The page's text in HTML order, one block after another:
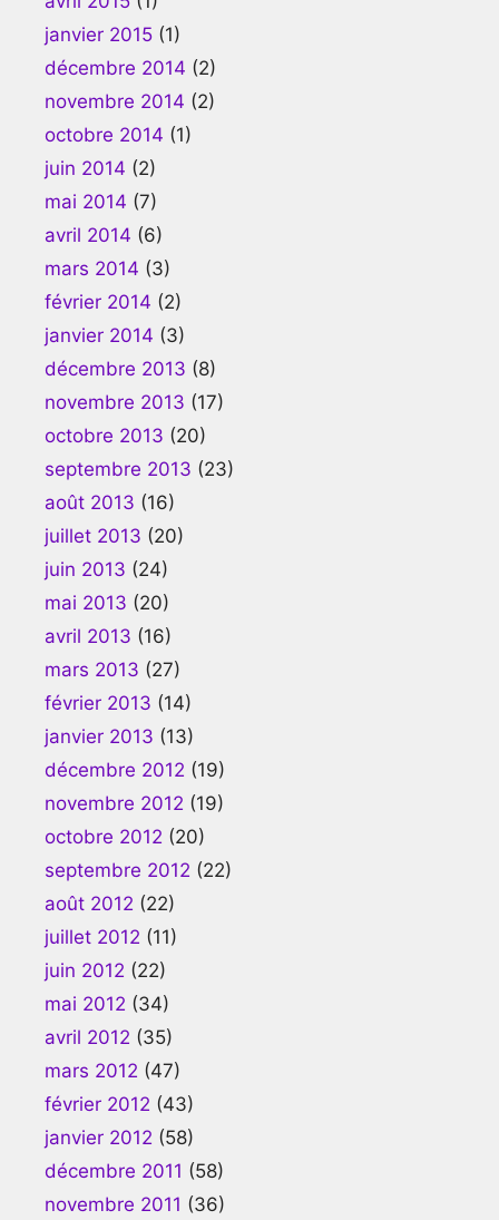
janvier 2015 (1)
décembre 2014 (2)
novembre 2014 (2)
octobre 2014 (1)
juin 2014 (2)
mai 2014 (7)
avril 2014 (6)
mars 2014 (3)
février 2014 (2)
janvier 2014 (3)
décembre 2013 (8)
novembre 2013 (17)
octobre 2013 (20)
septembre 2013 (23)
août 2013 (16)
juillet 2013 (20)
juin 2013 (24)
mai 2013 (20)
avril 2013 (16)
mars 2013 (27)
février 2013 (14)
janvier 2013 (13)
décembre 2012 (19)
novembre 2012 (19)
octobre 2012 (20)
septembre 2012 (22)
août 2012 (22)
juillet 2012 (11)
juin 2012 (22)
mai 2012 (34)
avril 2012 (35)
mars 2012 (47)
février 2012 (43)
janvier 2012 (58)
décembre 2011 (58)
novembre 2011 (36)